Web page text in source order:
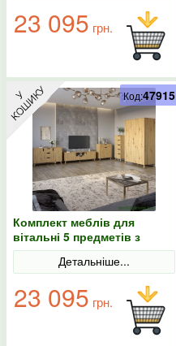
23 095 грн.
Комплект меблів для
вітальні 5 предметів з
ніжками кольору світлий
горіх М-ЗОН Борн Дуб
Детальніше...
23 095 грн.
Код:47915